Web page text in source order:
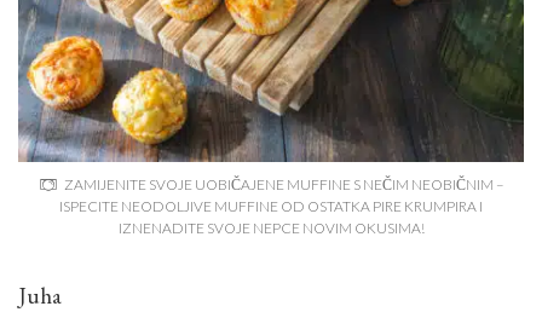
ZAMIJENITE SVOJE UOBIČAJENE MUFFINE S NEČIM NEOBIČNIM –
ISPECITE NEODOLJIVE MUFFINE OD OSTATKA PIRE KRUMPIRA I
IZNENADITE SVOJE NEPCE NOVIM OKUSIMA!
Juha